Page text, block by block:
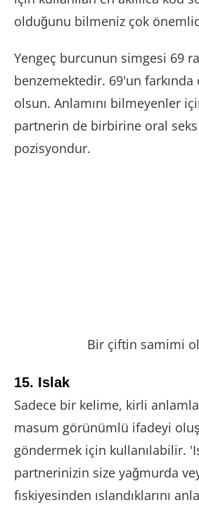
olduğunu bilmeniz çok
Yengeç burcunun simgesi 69
benzemektedir. 69'un farkında
olsun. Anlamını bilmeyenler
partnerin de birbirine oral
pozisyondur.
Bir çiftin samimi
15. Islak
Sadece bir kelime, kirli
masum görünümlü ifadeyi
göndermek için kullanılabilir.
partnerinizin size yağmurda
fıskiyesinden ıslandıklarını